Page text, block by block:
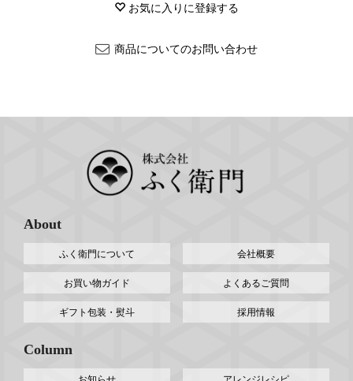
お気に入りに登録する
商品についてのお問い合わせ
About
ふく衛門について 会社概要
お買い物ガイド よくあるご質問
ギフト包装・熨斗 採用情報
Column